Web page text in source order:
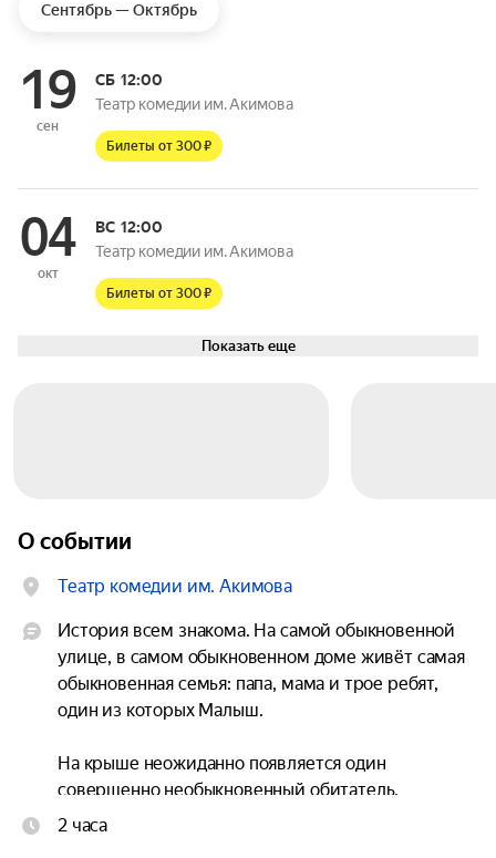
Сентябрь — Октябрь
19
сен
СБ12:00
Театр комедии им. Акимова
Билеты от 300 ₽
04
окт
ВС12:00
Театр комедии им. Акимова
Билеты от 300 ₽
Показать еще
О событии
Театр комедии им. Акимова
История всем знакома. На самой обыкновенной
улице, в самом обыкновенном доме живёт самая
обыкновенная семья: папа, мама и трое ребят,
один из которых Малыш.
На крыше неожиданно появляется один
совершенно необыкновенный обитатель,
маленький толстенький самоуверенный
2 часа